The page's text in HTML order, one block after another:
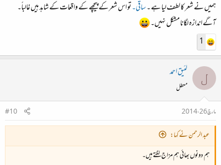
ہمیں نے شعر کا لطف لیا ہے ۔ساقی۔تو اس شعر کے پیچھے کے واقعات کے شاہد ہیں غالباً۔
آگے اندازہ لگانا مشکل نہیں۔
1
ل لئیق احمد
معطل
مارچ 26، 2014
#10
عبد الرحمن نے کہا:
ہم دونوں بھائی ہم مزاج لگتے ہیں۔